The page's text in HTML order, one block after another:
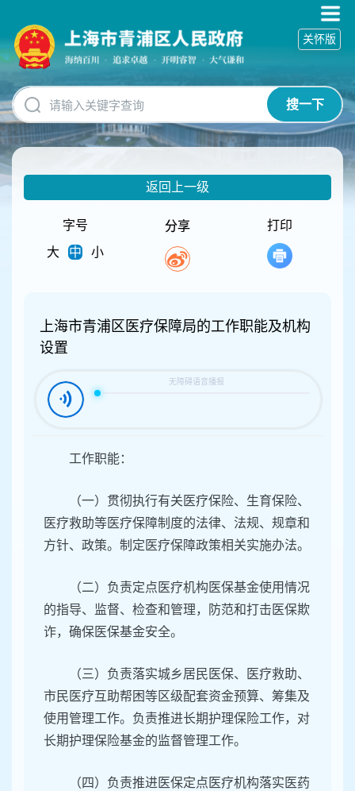
碍
操
明
跳
转
到
网
搜一下
关怀版
返回上一级
字号
大
中 小
分享 打印
上海市青浦区医疗保障局的工作职能及机构
设置
工作职能：
（一）贯彻执行有关医疗保险、生育保险、
医疗救助等医疗保障制度的法律、法规、规章和
方针、政策。制定医疗保障政策相关实施办法。
（二）负责定点医疗机构医保基金使用情况
的指导、监督、检查和管理，防范和打击医保欺
诈，确保医保基金安全。
（三）负责落实城乡居民医保、医疗救助、
市民医疗互助帮困等区级配套资金预算、筹集及
使用管理工作。负责推进长期护理保险工作，对
长期护理保险基金的监督管理工作。
（四）负责推进医保定点医疗机构落实医药